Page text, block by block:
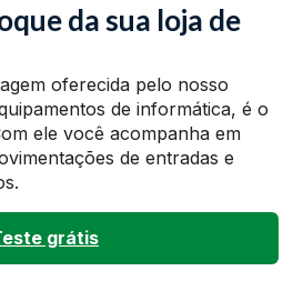
da sua loja de
oferecida pelo nosso
de informática, é o
ele você acompanha em
de entradas e
grátis